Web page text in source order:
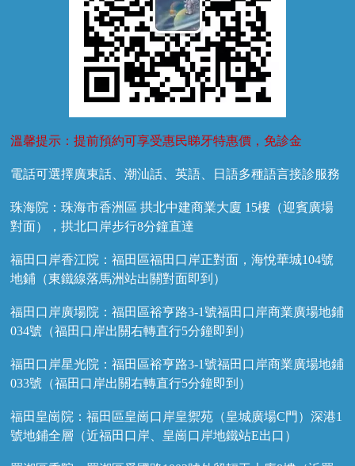
溫馨提示：提前預約可享受惠民睇牙特惠價，免診金
電話可選擇廣東話、潮汕話、英語、日語多種語言接診服務
珠海院：珠海市香洲區 拱北中建商業大廈 15樓（迎賓廣場
對面），拱北口岸步行8分鐘直達
福田口岸香江院：福田區福田口岸正對面，海悅華城104號
地鋪（東鐵線落馬洲站出關對面即到）
福田口岸廣場院：福田區裕亨路3-1號福田口岸商業廣場地鋪
034號（福田口岸出關右轉直行5分鐘即到）
福田口岸星光院：福田區裕亨路3-1號福田口岸商業廣場地鋪
033號（福田口岸出關右轉直行5分鐘即到）
福田皇崗院：福田區皇崗口岸皇禦苑（皇城廣場C門）深港1
號地鋪全層（近福田口岸、皇崗口岸地鐵站E出口）